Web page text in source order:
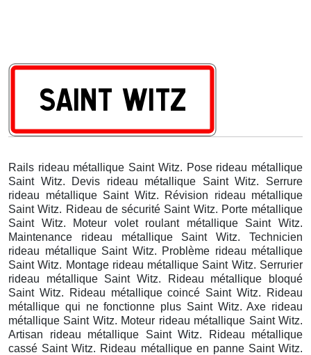
Rails rideau métallique Saint Witz. Pose rideau métallique
Saint Witz. Devis rideau métallique Saint Witz. Serrure
rideau métallique Saint Witz. Révision rideau métallique
Saint Witz. Rideau de sécurité Saint Witz. Porte métallique
Saint Witz. Moteur volet roulant métallique Saint Witz.
Maintenance rideau métallique Saint Witz. Technicien
rideau métallique Saint Witz. Problème rideau métallique
Saint Witz. Montage rideau métallique Saint Witz. Serrurier
rideau métallique Saint Witz. Rideau métallique bloqué
Saint Witz. Rideau métallique coincé Saint Witz. Rideau
métallique qui ne fonctionne plus Saint Witz. Axe rideau
métallique Saint Witz. Moteur rideau métallique Saint Witz.
Artisan rideau métallique Saint Witz. Rideau métallique
cassé Saint Witz. Rideau métallique en panne Saint Witz.